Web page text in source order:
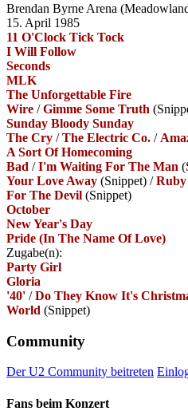
Brendan Byrne Arena
15. April 1985
11 O'Clock Tick Tock
I Will Follow
Seconds
MLK
The Unforgettable Fire
Wire /Gimme Some Truth
Sunday Bloody Sunday
The Cry /The Electric Co. /
A Sort Of Homecoming
Bad /I'm Waiting For The Man
Your Love Away (Snippet) /Ruby
For The Devil (Snippet)
October
New Year's Day
Pride (In The Name Of Love)
Zugabe(n):
Party Girl
Gloria
'40' /Do They Know It's
World (Snippet)
Community
Der U2 Community beitreten
Fans beim Konzert